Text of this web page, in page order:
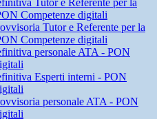
Tutor e Referente per la
Competenze digitali
Tutor e Referente per la
Competenze digitali
personale ATA - PON
Esperti interni - PON
personale ATA - PON